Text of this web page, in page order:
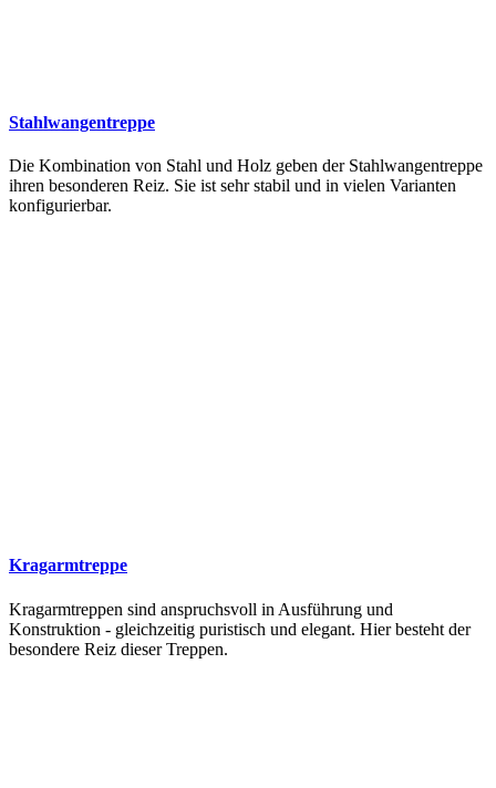
Stahlwangentreppe
Die Kombination von Stahl und Holz geben der Stahlwangentreppe
ihren besonderen Reiz. Sie ist sehr stabil und in vielen Varianten
konfigurierbar.
Kragarmtreppe
Kragarmtreppen sind anspruchsvoll in Ausführung und
Konstruktion - gleichzeitig puristisch und elegant. Hier besteht der
besondere Reiz dieser Treppen.